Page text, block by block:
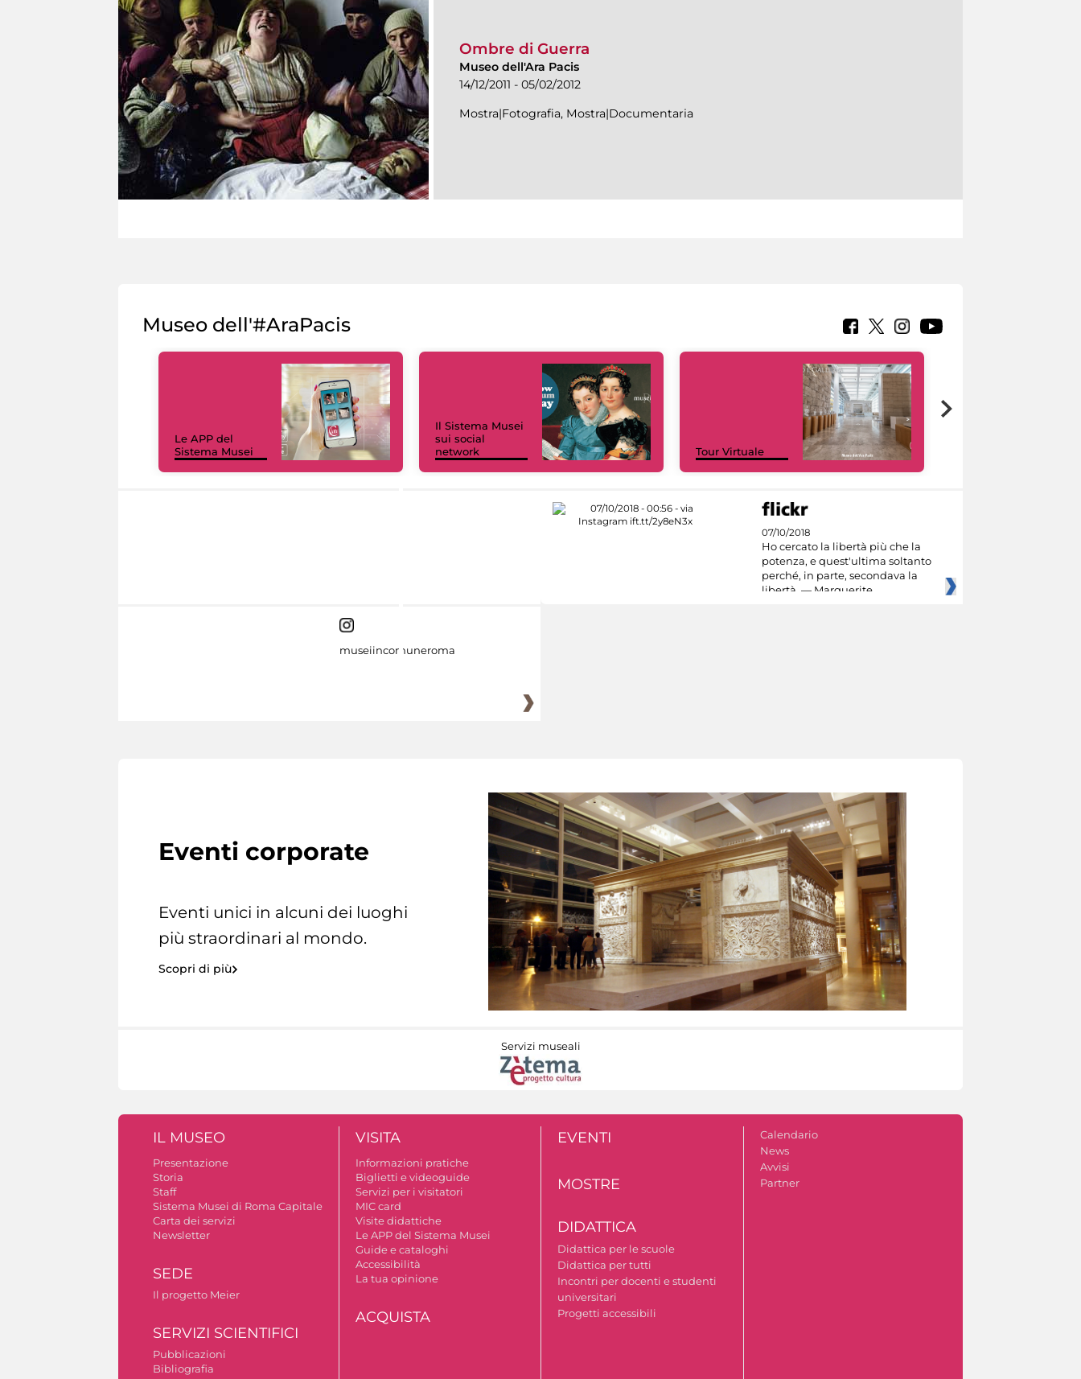
Ombre di Guerra
Museo dell'Ara Pacis
14/12/2011 - 05/02/2012
Mostra|Fotografia, Mostra|Documentaria
Museo dell'#AraPacis
Le APP del
Sistema Musei
Il Sistema Musei
sui social
network
Tour Virtuale
07/10/2018
Ho cercato la libertà più che la
potenza, e quest'ultima soltanto
perché, in parte, secondava la
libertà. — Marguerite
museiincomuneroma
Eventi corporate
Eventi unici in alcuni dei luoghi
più straordinari al mondo.
Scopri di più
Servizi museali
IL MUSEO
Presentazione
Storia
Staff
Sistema Musei di Roma Capitale
Carta dei servizi
Newsletter
SEDE
Il progetto Meier
SERVIZI SCIENTIFICI
Pubblicazioni
Bibliografia
VISITA
Informazioni pratiche
Biglietti e videoguide
Servizi per i visitatori
MIC card
Visite didattiche
Le APP del Sistema Musei
Guide e cataloghi
Accessibilità
La tua opinione
ACQUISTA
EVENTI
MOSTRE
DIDATTICA
Didattica per le scuole
Didattica per tutti
Incontri per docenti e studenti
universitari
Progetti accessibili
Calendario
News
Avvisi
Partner